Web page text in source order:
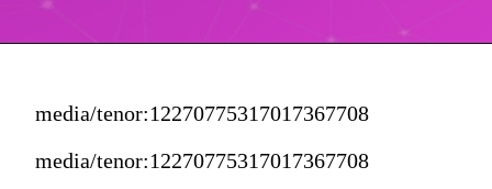
media/tenor:12270775317017367708
media/tenor:12270775317017367708